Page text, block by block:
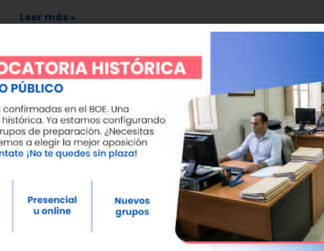
Leer más »